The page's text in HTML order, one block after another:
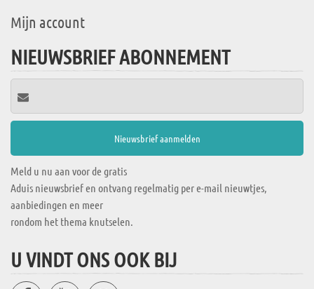
Mijn account
NIEUWSBRIEF ABONNEMENT
Meld u nu aan voor de gratis
Aduis nieuwsbrief en ontvang regelmatig per e-mail nieuwtjes,
aanbiedingen en meer
rondom het thema knutselen.
U VINDT ONS OOK BIJ